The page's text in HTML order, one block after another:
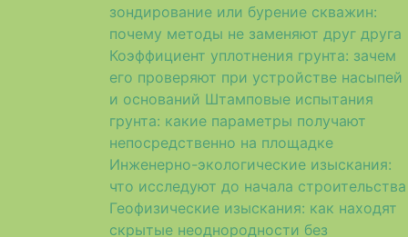
зондирование или бурение скважин:
почему методы не заменяют друг друга
Коэффициент уплотнения грунта: зачем
его проверяют при устройстве насыпей
и оснований Штамповые испытания
грунта: какие параметры получают
непосредственно на площадке
Инженерно-экологические изыскания:
что исследуют до начала строительства
Геофизические изыскания: как находят
скрытые неоднородности без